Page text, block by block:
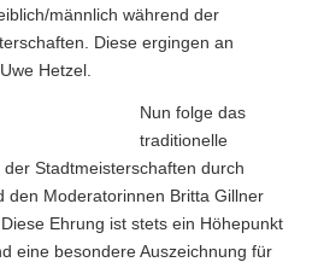
männlich während der
Diese ergingen an
Hetzel.
Nun folge das
traditionelle
Stadtmeisterschaften durch
den Moderatorinnen Britta Gillner
Ehrung ist stets ein Höhepunkt
eine besondere Auszeichnung für